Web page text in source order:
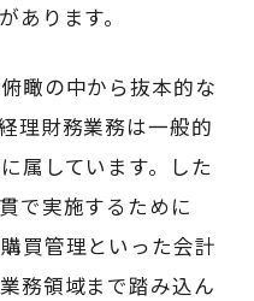
あります。
瞰の中から抜本的な
理財務業務は一般的
属しています。した
で実施するために
買管理といった会計
務領域まで踏み込ん